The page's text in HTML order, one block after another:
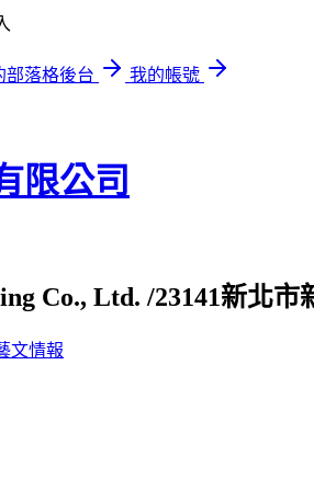
部落格後台
我的帳號
限公司
Co., Ltd. /23141新北市
文情報